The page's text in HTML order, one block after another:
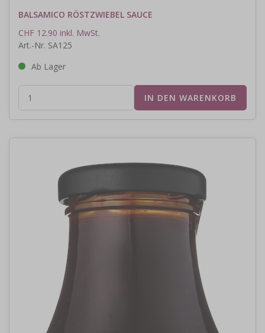
BALSAMICO RÖSTZWIEBEL SAUCE
CHF 12.90 inkl. MwSt.
Art.-Nr. SA125
Ab Lager